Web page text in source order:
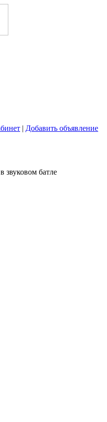
| Добавить объявление
звуковом батле